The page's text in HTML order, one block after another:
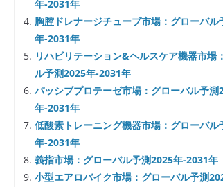
年-2031年
胸腔ドレナージチューブ市場：グローバル
年-2031年
リハビリテーション&ヘルスケア機器市場
ル予測2025年-2031年
パッシブプロテーゼ市場：グローバル予測
年-2031年
低酸素トレーニング機器市場：グローバル
年-2031年
義指市場：グローバル予測2025年-2031年
小型エアロバイク市場：グローバル予測